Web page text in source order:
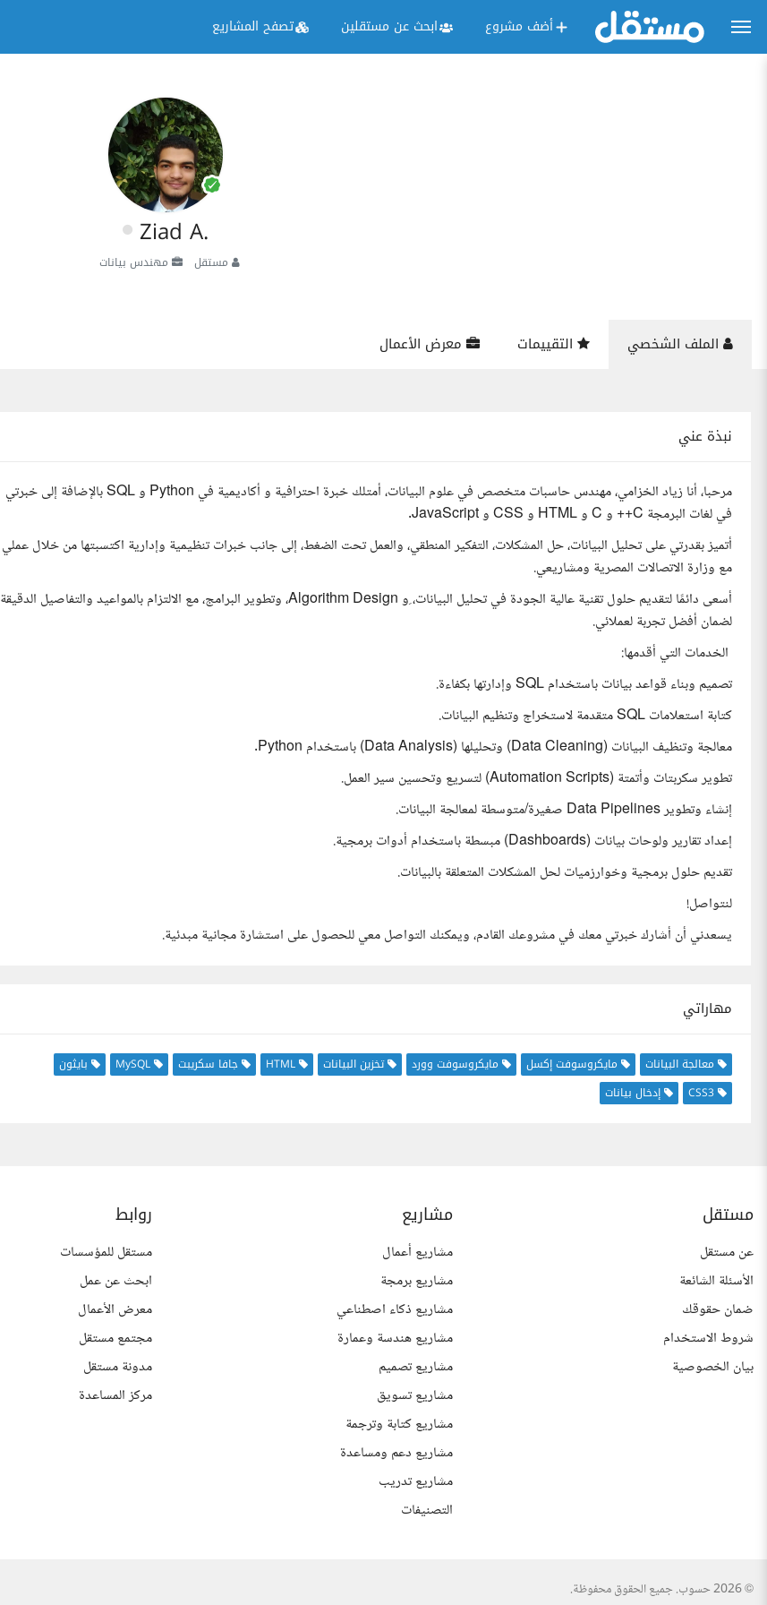
أضف مشروع ابحث عن مستقلين تصفح المشاريع
Ziad A.
مستقل مهندس بيانات
الملف الشخصي التقييمات معرض الأعمال
نبذة عني
مرحبا، أنا زياد الخزامي، مهندس حاسبات متخصص في علوم البيانات، أمتلك خبرة احترافية و أكاديمية في Python و SQL بالإضافة إلى خبرتي
في لغات البرمجة C++ و C و HTML و CSS و JavaScript.
أتميز بقدرتي على تحليل البيانات، حل المشكلات، التفكير المنطقي، والعمل تحت الضغط، إلى جانب خبرات تنظيمية وإدارية اكتسبتها من خلال عملي
مع وزارة الاتصالات المصرية ومشاريعي.
أسعى دائمًا لتقديم حلول تقنية عالية الجودة في تحليل البيانات، ِو Algorithm Design، وتطوير البرامج، مع الالتزام بالمواعيد والتفاصيل الدقيقة
لضمان أفضل تجربة لعملائي.
️ الخدمات التي أقدمها:
تصميم وبناء قواعد بيانات باستخدام SQL وإدارتها بكفاءة.
كتابة استعلامات SQL متقدمة لاستخراج وتنظيم البيانات.
معالجة وتنظيف البيانات (Data Cleaning) وتحليلها (Data Analysis) باستخدام Python.
تطوير سكربتات وأتمتة (Automation Scripts) لتسريع وتحسين سير العمل.
إنشاء وتطوير Data Pipelines صغيرة/متوسطة لمعالجة البيانات.
إعداد تقارير ولوحات بيانات (Dashboards) مبسطة باستخدام أدوات برمجية.
تقديم حلول برمجية وخوارزميات لحل المشكلات المتعلقة بالبيانات.
لنتواصل!
يسعدني أن أشارك خبرتي معك في مشروعك القادم، ويمكنك التواصل معي للحصول على استشارة مجانية مبدئية.
مهاراتي
معالجة البيانات مايكروسوفت إكسل مايكروسوفت وورد تخزين البيانات HTML جافا سكريبت MySQL
بايثون
CSS3
إدخال بيانات
مستقل
عن مستقل
الأسئلة الشائعة
ضمان حقوقك
شروط الاستخدام
بيان الخصوصية
مشاريع
مشاريع أعمال
مشاريع برمجة
مشاريع ذكاء اصطناعي
مشاريع هندسة وعمارة
مشاريع تصميم
مشاريع تسويق
مشاريع كتابة وترجمة
مشاريع دعم ومساعدة
مشاريع تدريب
التصنيفات
روابط
مستقل للمؤسسات
ابحث عن عمل
معرض الأعمال
مجتمع مستقل
مدونة مستقل
مركز المساعدة
© 2026 حسوب. جميع الحقوق محفوظة.